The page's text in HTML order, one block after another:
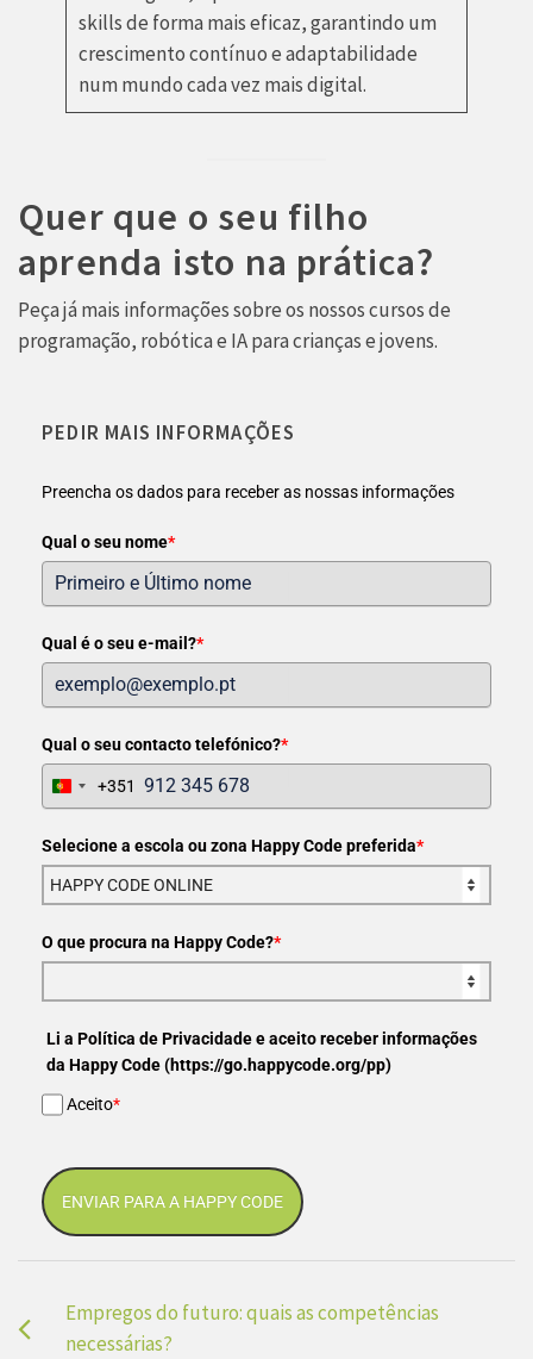
skills de forma mais eficaz, garantindo um
crescimento contínuo e adaptabilidade
num mundo cada vez mais digital.
Quer que o seu filho
aprenda isto na prática?
Peça já mais informações sobre os nossos cursos de
programação, robótica e IA para crianças e jovens.
PEDIR MAIS INFORMAÇÕES
Preencha os dados para receber as nossas informações
Qual o seu nome*
Qual é o seu e-mail?*
Qual o seu contacto telefónico?*
Portugal
+351
Selecione a escola ou zona Happy Code preferida*
O que procura na Happy Code?*
Li a Política de Privacidade e aceito receber informações
da Happy Code (https://go.happycode.org/pp)
Aceito*
ENVIAR PARA A HAPPY CODE
Empregos do futuro: quais as competências
necessárias?